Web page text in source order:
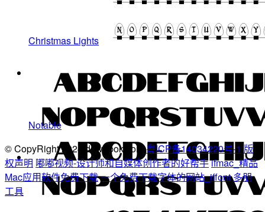
Christmas Lights
Notable
© CopyRight 2024 dowebok.com粤ICP备14034220号-1 版
权声明 嘟嘟视频-设计师和自媒体创作者的好帮手ifmac_精品
Mac应用软件免费下载一个免费下载字体的网站_iffont多朋
工具